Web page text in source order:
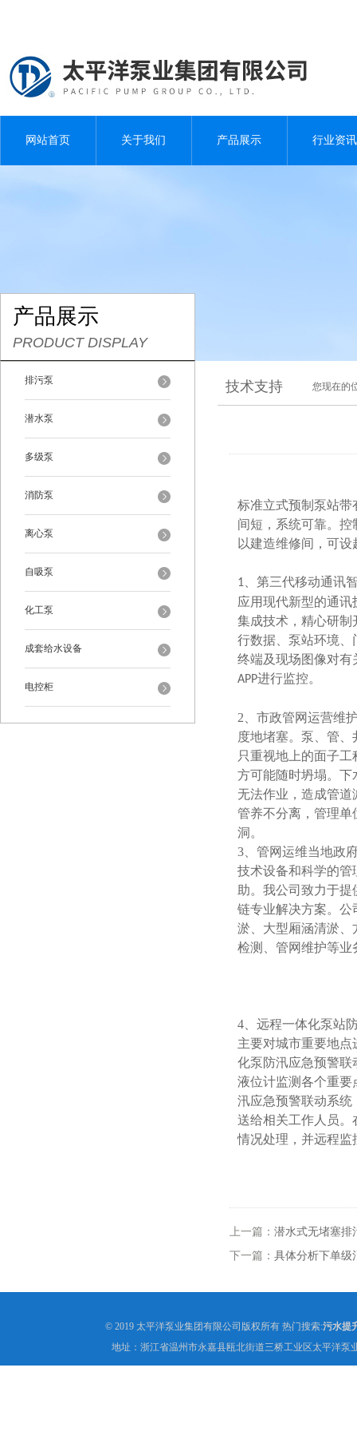
网站首页 关于我们 产品展示 行业资讯
产品展示
PRODUCT DISPLAY
排污泵
潜水泵
多级泵
消防泵
离心泵
自吸泵
化工泵
成套给水设备
电控柜
技术支持 您现在的
标准立式预制泵站带
间短，系统可靠。
以建造维修间，可
1 、第三代移动通讯
应用现代新型的通
集成技术，精心研制
行数据、泵站环境、
终端及现场图像对有
APP进行监控。
2、市政管网运营维
度地堵塞。泵、管
只重视地上的面子
方可能随时坍塌。下
无法作业，造成管
管养不分离，管理单
洞。
3、 管网运维当地政
技术设备和科学的管
助。我公司致力于
链专业解决方案。公
淤、大型厢涵清淤、
检测、管网维护等业
4、远程一体化泵站
主要对城市重要地
化泵防汛应急预警联
液位计监测各个重要
汛应急预警联动系统
送给相关工作人员。
情况处理，并远程监
上一篇： 潜水式无堵塞排
下一篇： 具体分析下单级
© 2019 太平洋泵业集团有限公司版权所有 热门搜索:污水提
地址：浙江省温州市永嘉县瓯北街道三桥工业区太平洋泵